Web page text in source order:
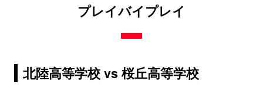
プレイバイプレイ
北陸高等学校 vs 桜丘高等学校